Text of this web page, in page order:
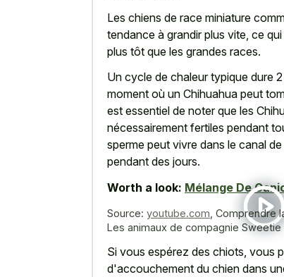
Les chiens de race miniature
tendance à grandir plus vite, ce
plus tôt que les grandes races.
Un cycle de chaleur typique dure
moment où un Chihuahua peut
est essentiel de noter que les
nécessairement fertiles pendant
sperme peut vivre dans le canal
pendant des jours.
Worth a look: Mélange De
Source: youtube.com Comprendre
Les animaux de compagnie Sweetie
Si vous espérez des chiots, vous
d'accouchement du chien dans